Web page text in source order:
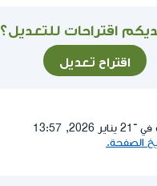
اقتراحات للتعديل؟
اقتراح تعديل
13:57
الصفحة.